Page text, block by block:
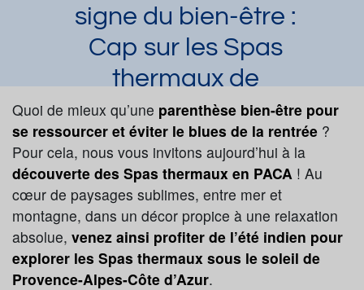
signe du bien-être :
Cap sur les Spas
thermaux de
Provence-Alpes-
Côte-d’Azur
Article publié par Anne-Claire Hoeffler le
11/09/2023
Provence-Alpes-Côte d'Azur
Berthemont-les-Bains
Digne-les-Bains
Gréoux-les-Bains
Demander une documentation
Quoi de mieux qu’une parenthèse bien-être pour
se ressourcer et éviter le blues de la rentrée ?
Pour cela, nous vous invitons aujourd’hui à la
découverte des Spas thermaux en PACA ! Au
cœur de paysages sublimes, entre mer et
montagne, dans un décor propice à une relaxation
absolue, venez ainsi profiter de l’été indien pour
explorer les Spas thermaux sous le soleil de
Provence-Alpes-Côte d’Azur.